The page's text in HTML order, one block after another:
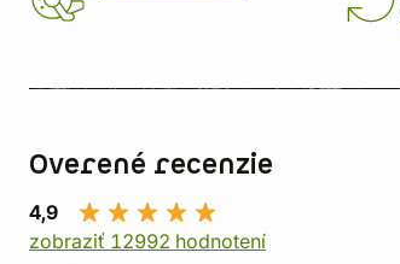
Overené recenzie
4,9
zobraziť 12992 hodnotení